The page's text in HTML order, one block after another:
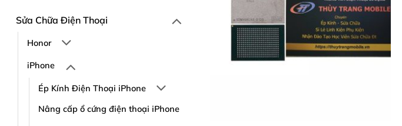
Sửa Chữa Điện Thoại
Honor
iPhone
Ép Kính Điện Thoại iPhone
Nâng cấp ổ cứng điện thoại iPhone